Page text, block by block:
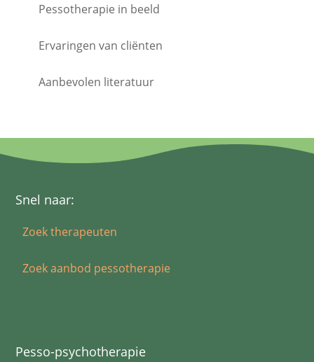
Pessotherapie in beeld
Ervaringen van cliënten
Aanbevolen literatuur
Snel naar:
Zoek therapeuten
Zoek aanbod pessotherapie
Pesso-psychotherapie